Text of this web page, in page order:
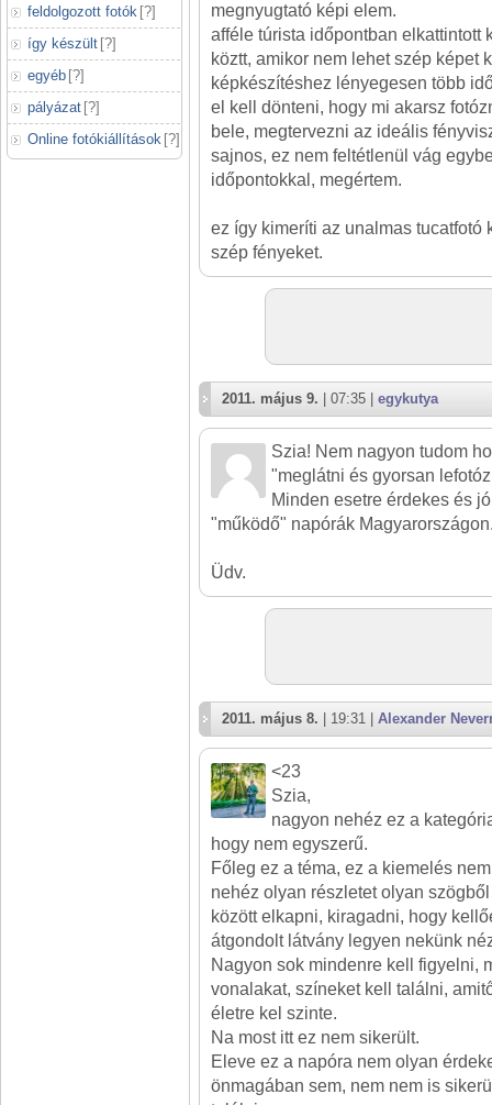
feldolgozott fotók [?]
így készült [?]
egyéb [?]
pályázat [?]
Online fotókiállítások [?]
megnyugtató képi elem.
afféle túrista időpontban elkattintott
köztt, amikor nem lehet szép képet
képkészítéshez lényegesen több
el kell dönteni, hogy mi akarsz
bele, megtervezni az ideális
sajnos, ez nem feltétlenül vág
időpontokkal, megértem.
ez így kimeríti az unalmas tucatfotó
szép fényeket.
2011. május 9. | 07:35 | egykutya
Szia! Nem nagyon tudom
"meglátni és gyorsan
Minden esetre érdekes és
"működő" napórák
Üdv.
2011. május 8. | 19:31 | Alexander
<23
Szia,
nagyon nehéz ez a
hogy nem egyszerű.
Főleg ez a téma, ez a kiemelés
nehéz olyan részletet olyan
között elkapni, kiragadni, hogy
átgondolt látvány legyen nekünk
Nagyon sok mindenre kell figyelni,
vonalakat, színeket kell találni,
életre kel szinte.
Na most itt ez nem sikerült.
Eleve ez a napóra nem olyan
önmagában sem, nem nem is